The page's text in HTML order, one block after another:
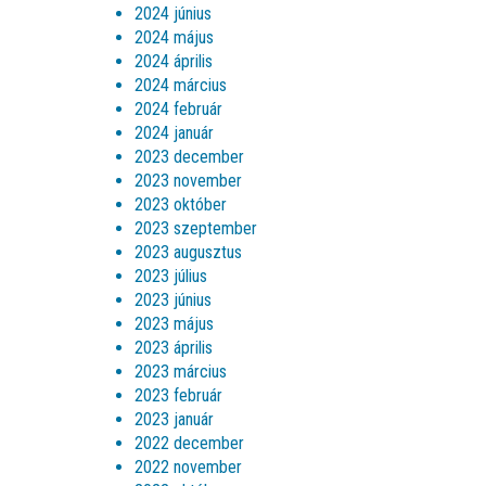
2024 június
2024 május
2024 április
2024 március
2024 február
2024 január
2023 december
2023 november
2023 október
2023 szeptember
2023 augusztus
2023 július
2023 június
2023 május
2023 április
2023 március
2023 február
2023 január
2022 december
2022 november